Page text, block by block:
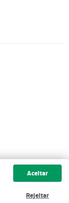
Aceitar
Rejeitar